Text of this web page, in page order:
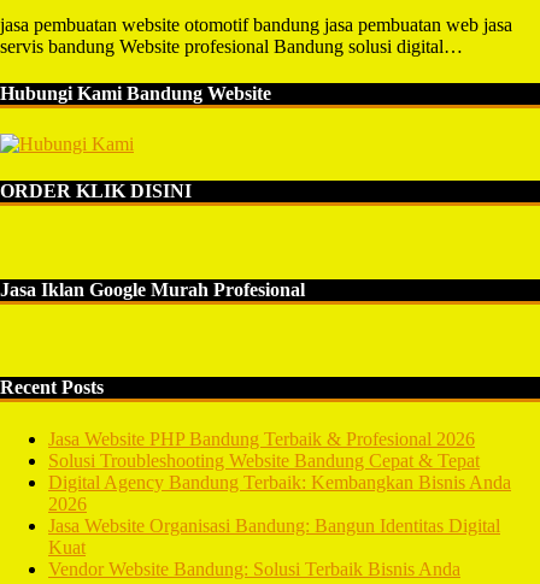
jasa pembuatan website otomotif bandung jasa pembuatan web jasa
servis bandung Website profesional Bandung solusi digital…
Hubungi Kami Bandung Website
ORDER KLIK DISINI
Jasa Iklan Google Murah Profesional
Recent Posts
Jasa Website PHP Bandung Terbaik & Profesional 2026
Solusi Troubleshooting Website Bandung Cepat & Tepat
Digital Agency Bandung Terbaik: Kembangkan Bisnis Anda
2026
Jasa Website Organisasi Bandung: Bangun Identitas Digital
Kuat
Vendor Website Bandung: Solusi Terbaik Bisnis Anda